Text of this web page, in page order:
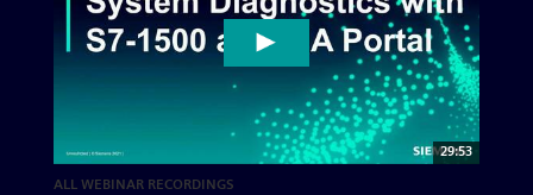
29:53
ALL WEBINAR RECORDINGS